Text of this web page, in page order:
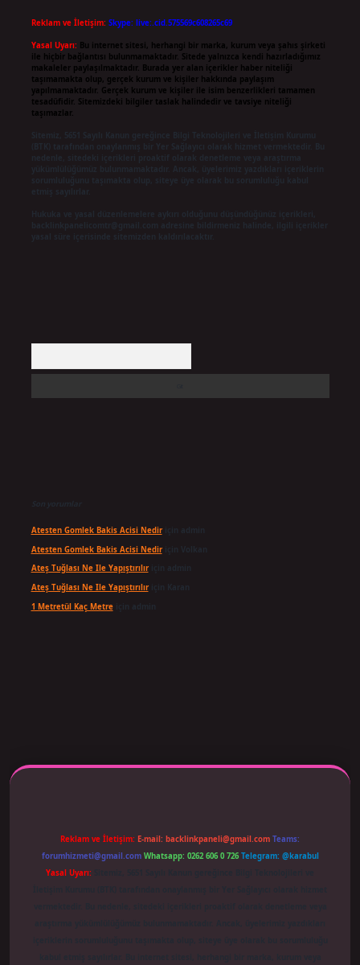
Reklam ve İletişim: Skype: live:.cid.575569c608265c69
Yasal Uyarı: Bu internet sitesi, herhangi bir marka, kurum veya şahıs şirketi
ile hiçbir bağlantısı bulunmamaktadır. Sitede yalnızca kendi hazırladığımız
makaleler paylaşılmaktadır. Burada yer alan içerikler haber niteliği
taşımamakta olup, gerçek kurum ve kişiler hakkında paylaşım
yapılmamaktadır. Gerçek kurum ve kişiler ile isim benzerlikleri tamamen
tesadüfidir. Sitemizdeki bilgiler taslak halindedir ve tavsiye niteliği
taşımazlar.
Sitemiz, 5651 Sayılı Kanun gereğince Bilgi Teknolojileri ve İletişim Kurumu
(BTK) tarafından onaylanmış bir Yer Sağlayıcı olarak hizmet vermektedir. Bu
nedenle, sitedeki içerikleri proaktif olarak denetleme veya araştırma
yükümlülüğümüz bulunmamaktadır. Ancak, üyelerimiz yazdıkları içeriklerin
Hukuka ve yasal düzenlemelere aykırı olduğunu düşündüğünüz içerikleri,
Son yorumlar
Atesten Gomlek Bakis Acisi Nediriçin
Atesten Gomlek Bakis Acisi Nediriçin
Ateş Tuğlası Ne Ile Yapıştırılıriçin
Ateş Tuğlası Ne Ile Yapıştırılıriçin
1 Metretül Kaç Metreiçin
Reklam ve İletişim: E-mail: backlinkpaneli@gmail.com Teams:
forumhizmeti@gmail.com Whatsapp: 0262 606 0 726 Telegram: @karabul
Yasal Uyarı: